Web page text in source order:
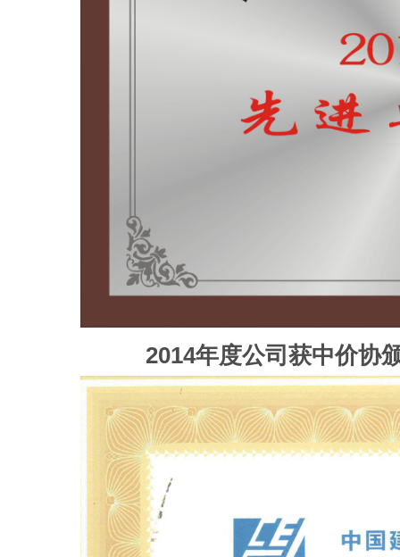
2014年度公司获中价协